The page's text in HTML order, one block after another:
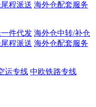
程派送 海外仓配套服务
件代发 海外仓中转/补仓
程派送 海外仓配套服务
运专线 中欧铁路专线